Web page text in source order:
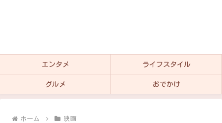
エンタメ ライフスタイル
グルメ おでかけ
ホーム 映画